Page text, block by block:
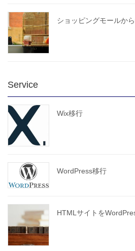
ショッピングモールか
Service
Wix移行
WordPress移行
HTMLサイトを